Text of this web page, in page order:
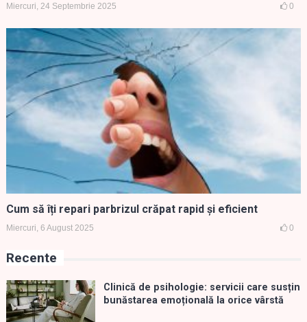
Miercuri, 24 Septembrie 2025 0
Cum să îți repari parbrizul crăpat rapid și eficient
Miercuri, 6 August 2025 0
Recente
Clinică de psihologie: servicii care susțin
bunăstarea emoțională la orice vârstă